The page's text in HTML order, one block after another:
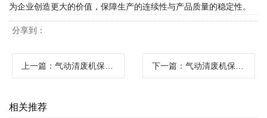
为企业创造更大的价值，保障生产的连续性与产品质量的稳定性。
分享到：
上一篇 ：气动清废机保养全攻略：延长设备寿命的关键步骤 下一篇 ：气动清废机保养:专业保养技巧与常见问题解答
相关推荐